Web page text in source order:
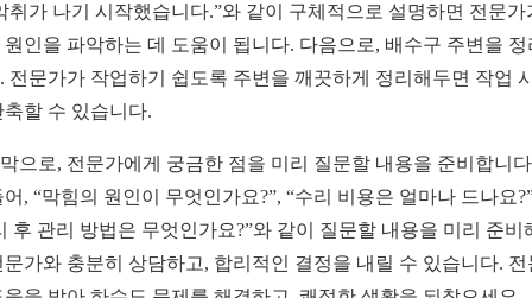
취가 나기 시작했습니다.”와 같이 구체적으로 설명하면 전문가
원인을 파악하는 데 도움이 됩니다. 다음으로, 배수구 주변을 정
전문가가 작업하기 쉽도록 주변을 깨끗하게 정리해두면 작업
축할 수 있습니다.
으로, 전문가에게 궁금한 점을 미리 질문할 내용을 준비합니
, “막힘의 원인이 무엇인가요?”, “수리 비용은 얼마나 드나요
후 관리 방법은 무엇인가요?”와 같이 질문할 내용을 미리 준비
문가와 충분히 상담하고, 합리적인 결정을 내릴 수 있습니다. 전